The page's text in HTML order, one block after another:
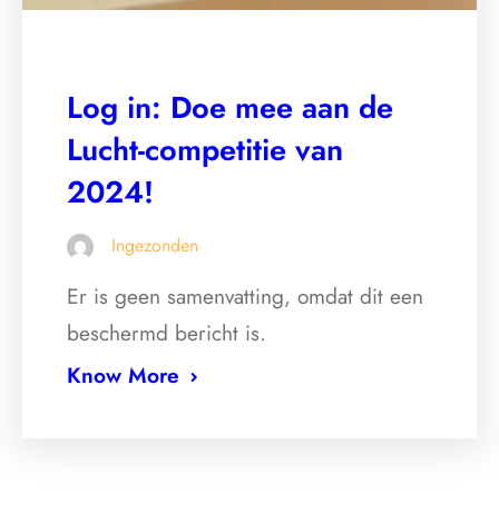
Log in: Doe mee aan de
Lucht-competitie van
2024!
Ingezonden
Er is geen samenvatting, omdat dit een
beschermd bericht is.
Know More